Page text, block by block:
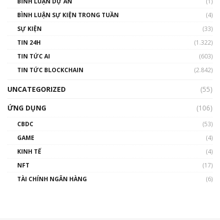
BÌNH LUẬN SỰ KIỆN TRONG TUẦN
(4)
SỰ KIỆN
(33)
TIN 24H
(1.322)
TIN TỨC AI
(603)
TIN TỨC BLOCKCHAIN
(2.842)
UNCATEGORIZED
(55)
ỨNG DỤNG
(106)
CBDC
(53)
GAME
(4)
KINH TẾ
(4)
NFT
(17)
TÀI CHÍNH NGÂN HÀNG
(6)